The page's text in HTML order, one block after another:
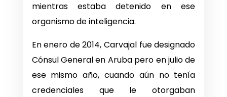
mientras estaba detenido en ese
organismo de inteligencia.
En enero de 2014, Carvajal fue designado
Cónsul General en Aruba pero en julio de
ese mismo año, cuando aún no tenía
credenciales que le otorgaban